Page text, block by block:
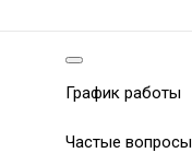
График работы
Частые вопросы